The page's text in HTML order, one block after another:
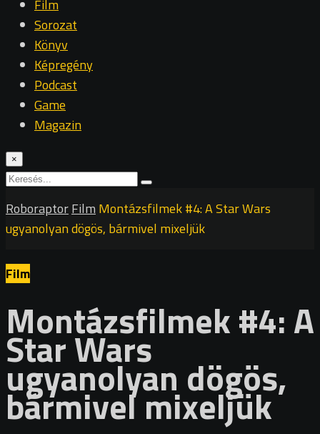
Film
Sorozat
Könyv
Képregény
Podcast
Game
Magazin
×
RoboraptorFilm Montázsfilmek #4: A Star Wars
ugyanolyan dögös, bármivel mixeljük
Film
Montázsfilmek #4: A
Star Wars
ugyanolyan dögös,
bármivel mixeljük